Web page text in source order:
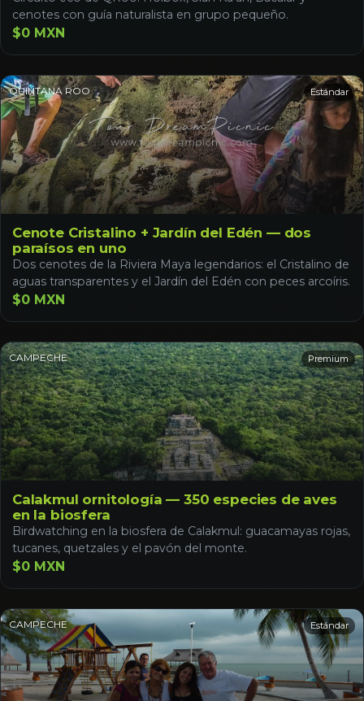
cenotes con guía naturalista en grupo pequeño.
$0 MXN
QUINTANA ROO Estándar
Cenote Cristalino + Jardín del Edén — dos
paraísos en uno
Dos cenotes de la Riviera Maya legendarios: el Cristalino de
aguas transparentes y el Jardín del Edén con peces arcoíris.
$0 MXN
CAMPECHE Premium
Calakmul ornitología — 350 especies de aves
en la biosfera
Birdwatching en la biosfera de Calakmul: guacamayas rojas,
tucanes, quetzales y el pavón del monte.
$0 MXN
CAMPECHE Estándar